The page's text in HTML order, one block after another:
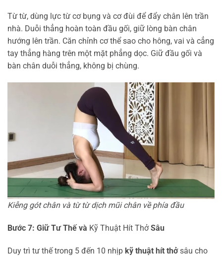
Từ từ, dùng lực từ cơ bụng và cơ đùi để đẩy chân lên trần
nhà. Duỗi thẳng hoàn toàn đầu gối, giữ lòng bàn chân
hướng lên trần. Căn chỉnh cơ thể sao cho hông, vai và cẳng
tay thẳng hàng trên một mặt phẳng dọc. Giữ đầu gối và
bàn chân duỗi thẳng, không bị chùng.
Kiễng gót chân và từ từ dịch mũi chân về phía đầu
Bước 7: Giữ Tư Thế và Kỹ Thuật Hít ThởSâu
Duy trì tư thế trong 5 đến 10 nhịp kỹ thuật hít thởsâu cho